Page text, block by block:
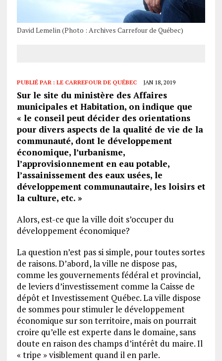
David Lemelin (Photo : Archives Carrefour de Québec)
PUBLIÉ PAR : LE CARREFOUR DE QUÉBEC JAN 18, 2019
Sur le site du ministère des Affaires
municipales et Habitation, on indique que
« le conseil peut décider des orientations
pour divers aspects de la qualité de vie de la
communauté, dont le développement
économique, l’urbanisme,
l’approvisionnement en eau potable,
l’assainissement des eaux usées, le
développement communautaire, les loisirs et
la culture, etc. »
Alors, est-ce que la ville doit s’occuper du
développement économique?
La question n’est pas si simple, pour toutes sortes
de raisons. D’abord, la ville ne dispose pas,
comme les gouvernements fédéral et provincial,
de leviers d’investissement comme la Caisse de
dépôt et Investissement Québec. La ville dispose
de sommes pour stimuler le développement
économique sur son territoire, mais on pourrait
croire qu’elle est experte dans le domaine, sans
doute en raison des champs d’intérêt du maire. Il
« tripe » visiblement quand il en parle.